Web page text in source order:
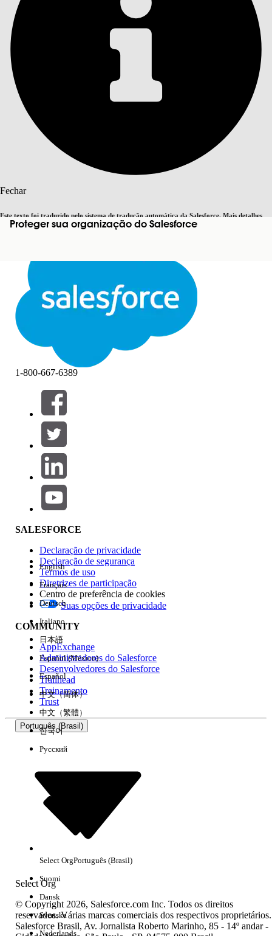
Fechar
Este texto foi traduzido pelo sistema de tradução automática da Salesforce. Mais detalhes
aqui. Alternar para inglês Agora não
Fechar Fechar
Proteger sua organização do Salesforce
ÍNDICE
Pesquisar
Filtros (0)
SELECIONAR FILTROS
Área de produtos
Impacto do recurso
Edição
Experiência
Sem resultados
1-800-667-6389
SALESFORCE
Declaração de privacidade
Declaração de segurança
Termos de uso
Diretrizes de participação
Centro de preferência de cookies
Suas opções de privacidade
COMMUNITY
AppExchange
Administradores do Salesforce
Desenvolvedores do Salesforce
Trailhead
Treinamento
Trust
Português (Brasil)
Select Org
English
Français
Deutsch
Italiano
日本語
Español (México)
Español
中文（简体）
中文（繁體）
한국어
Русский
Select OrgPortuguês (Brasil)
Suomi
Dansk
Svenska
Nederlands
© Copyright 2026, Salesforce.com Inc. Todos os direitos
reservados. Várias marcas comerciais dos respectivos proprietários.
Salesforce Brasil, Av. Jornalista Roberto Marinho, 85 - 14º andar -